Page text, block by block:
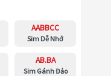
AABBCC
Sim Dễ Nhớ
AB.BA
Sim Gánh Đảo